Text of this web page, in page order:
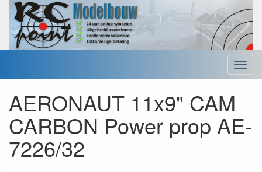
Menu
AERONAUT 11x9" CAM
CARBON Power prop AE-
7226/32